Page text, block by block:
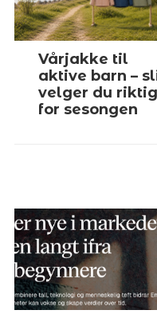
Vårjakke til
aktive barn –
velger du riktig
for sesongen